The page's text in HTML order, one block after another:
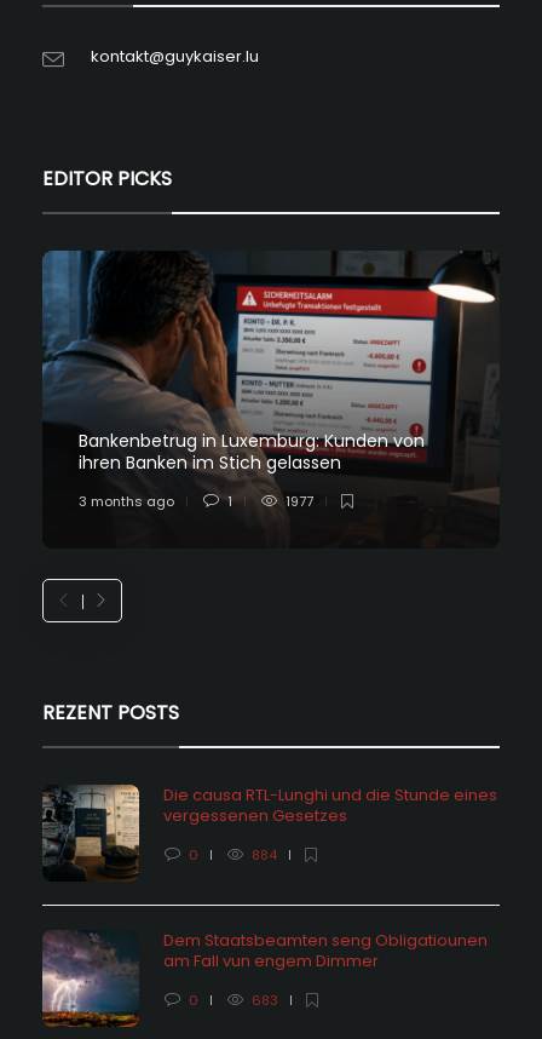
kontakt@guykaiser.lu
EDITOR PICKS
Bankenbetrug in Luxemburg: Kunden von
ihren Banken im Stich gelassen
3 months ago 1 1977
REZENT POSTS
Die causa RTL-Lunghi und die Stunde eines
vergessenen Gesetzes
0 884
Dem Staatsbeamten seng Obligatiounen
am Fall vun engem Dimmer
0 683